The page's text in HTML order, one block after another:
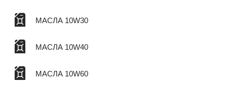
МАСЛА 10W30
МАСЛА 10W40
МАСЛА 10W60